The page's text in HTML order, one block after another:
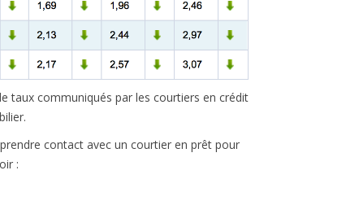
taux communiqués par les courtiers en crédit
contact avec un courtier en prêt pour
: